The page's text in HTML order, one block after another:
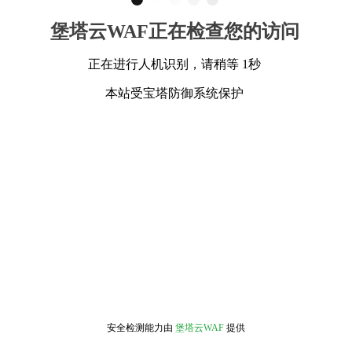
堡塔云WAF正在检查您的访问
正在进行人机识别，请稍等 1秒
本站受宝塔防御系统保护
安全检测能力由 堡塔云WAF 提供